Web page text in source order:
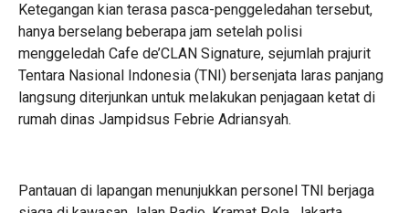
Ketegangan kian terasa pasca-penggeledahan tersebut,
hanya berselang beberapa jam setelah polisi
menggeledah Cafe de’CLAN Signature, sejumlah prajurit
Tentara Nasional Indonesia (TNI) bersenjata laras panjang
langsung diterjunkan untuk melakukan penjagaan ketat di
rumah dinas Jampidsus Febrie Adriansyah.
Pantauan di lapangan menunjukkan personel TNI berjaga